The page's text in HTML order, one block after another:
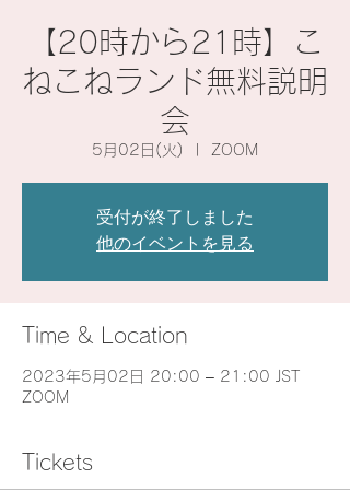
【20時から21時】こ
ねこねランド無料説明
会
5月02日(火) ZOOM
受付が終了しました
他のイベントを見る
Time & Location
2023年5月02日 20:00 – 21:00 JST
ZOOM
Tickets